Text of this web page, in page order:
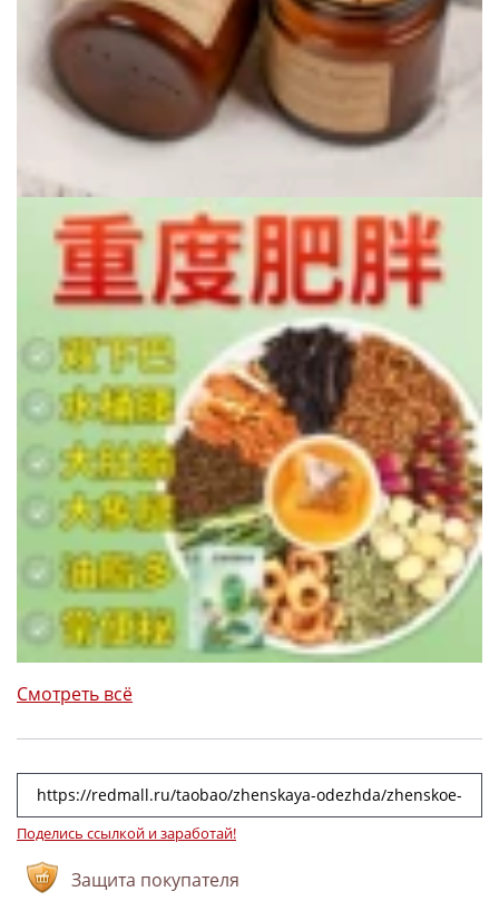
Смотреть всё
Поделись ссылкой и заработай!
Защита покупателя